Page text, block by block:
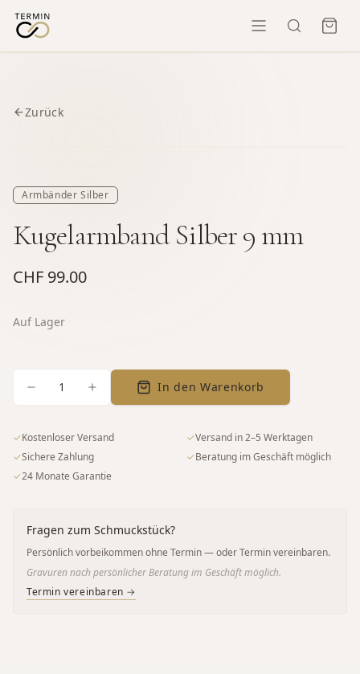
Zurück
Armbänder Silber
Kugelarmband Silber 9 mm
CHF 99.00
Auf Lager
1 In den Warenkorb
✓Kostenloser Versand ✓Versand in 2–5 Werktagen
✓Sichere Zahlung ✓Beratung im Geschäft möglich
✓24 Monate Garantie
Fragen zum Schmuckstück?
Persönlich vorbeikommen ohne Termin — oder Termin vereinbaren.
Gravuren nach persönlicher Beratung im Geschäft möglich.
Termin vereinbaren →